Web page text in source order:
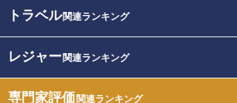
トラベル関連ランキング
レジャー関連ランキング
専門家評価関連ランキング